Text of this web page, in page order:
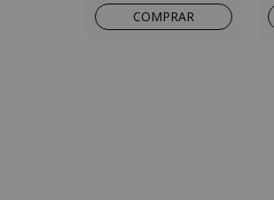
COMPRAR